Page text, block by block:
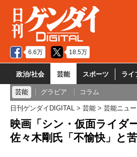
6.6万 18.5万
政治/社会 芸能 スポーツ ライ
芸能 グラビア コラム
日刊ゲンダイDIGITAL 芸能 芸能ニュ
映画「シン・仮面ライダ
佐々木剛氏「不愉快」と